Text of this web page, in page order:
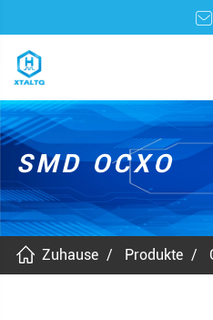
SMD OCXO
Zuhause Produkte